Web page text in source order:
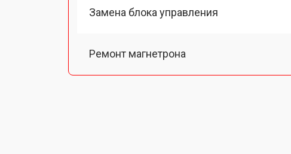
Замена блока управления
Ремонт магнетрона